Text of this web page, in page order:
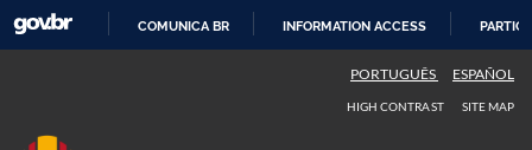
COMUNICA BR INFORMATION ACCESS
PORTUGUÊS ESPAÑOL
HIGH CONTRAST SITE MAP